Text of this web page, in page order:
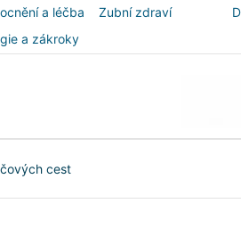
a léčba Zubní zdraví
a zákroky
cest